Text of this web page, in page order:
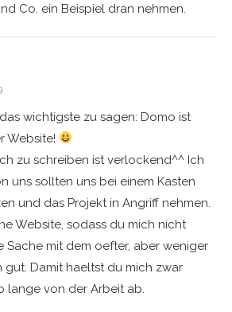
Co. ein Beispiel dran nehmen.
wichtigste zu sagen: Domo ist
Website!
zu schreiben ist verlockend^^ Ich
uns sollten uns bei einem Kasten
und das Projekt in Angriff nehmen.
Website, sodass du mich nicht
Sache mit dem oefter, aber weniger
gut. Damit haeltst du mich zwar
lange von der Arbeit ab.